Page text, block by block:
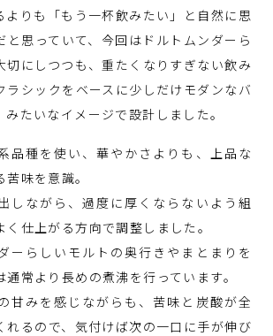
よりも「もう一杯飲みたい」と自然に思
と思っていて、今回はドルトムンダーら
切にしつつも、重たくなりすぎない飲み
ラシックをベースに少しだけモダンなバ
たいなイメージで設計しました。
品種を使い、華やかさよりも、上品な
味を意識。
しながら、過度に厚くならないよう組
仕上がる方向で調整しました。
ーらしいモルトの奥行きやまとまりを
常より長めの煮沸を行っています。
甘みを感じながらも、苦味と炭酸が全
れるので、気付けば次の一口に手が伸び